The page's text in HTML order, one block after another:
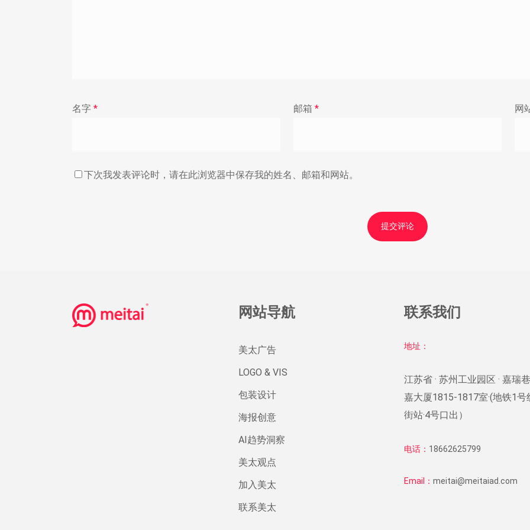
名字 * 邮箱 * 网
下次我发表评论时，请在此浏览器中保存我的姓名、邮箱和网站。
网站导航
美太广告
LOGO & VIS
包装设计
海报创意
AI趋势洞察
美太观点
加入美太
联系美太
联系我们
地址：
江苏省 · 苏州工业园区 · 嘉瑞
嘉大厦1815-1817室·(地铁1号
街站·4号口出）
电话： 18662625799
Email： meitai@meitaiad.com